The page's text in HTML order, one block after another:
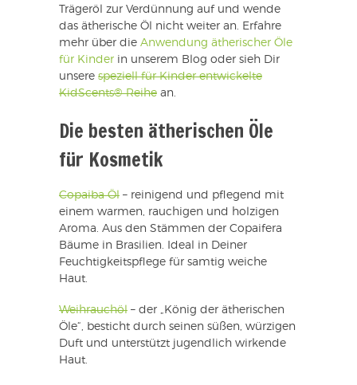
Trägeröl zur Verdünnung auf und wende
das ätherische Öl nicht weiter an. Erfahre
mehr über die Anwendung ätherischer Öle
für Kinder in unserem Blog oder sieh Dir
unsere speziell für Kinder entwickelte
KidScents® Reihe an.
Die besten ätherischen Öle
für Kosmetik
Copaiba Öl – reinigend und pflegend mit
einem warmen, rauchigen und holzigen
Aroma. Aus den Stämmen der Copaifera
Bäume in Brasilien. Ideal in Deiner
Feuchtigkeitspflege für samtig weiche
Haut.
Weihrauchöl – der „König der ätherischen
Öle“, besticht durch seinen süßen, würzigen
Duft und unterstützt jugendlich wirkende
Haut.